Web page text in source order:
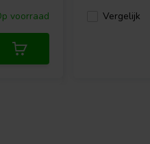
voorraad
Vergelijk